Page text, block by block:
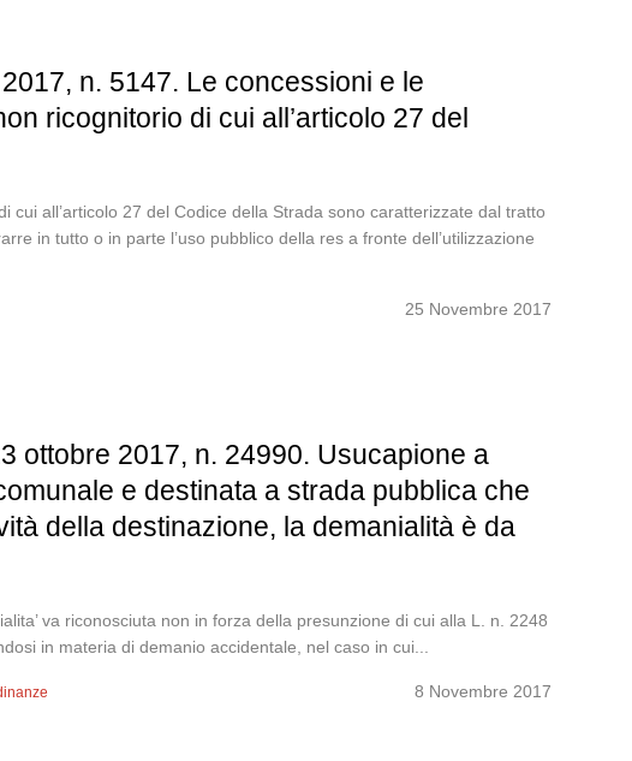
n. 5147. Le concessioni e le
ricognitorio di cui all’articolo 27 del
all’articolo 27 del Codice della Strada sono caratterizzate dal tratto
in tutto o in parte l’uso pubblico della res a fronte dell’utilizzazione
25 Novembre 2017
ottobre 2017, n. 24990. Usucapione a
e destinata a strada pubblica che
della destinazione, la demanialità è da
va riconosciuta non in forza della presunzione di cui alla L. n. 2248
in materia di demanio accidentale, nel caso in cui...
8 Novembre 2017